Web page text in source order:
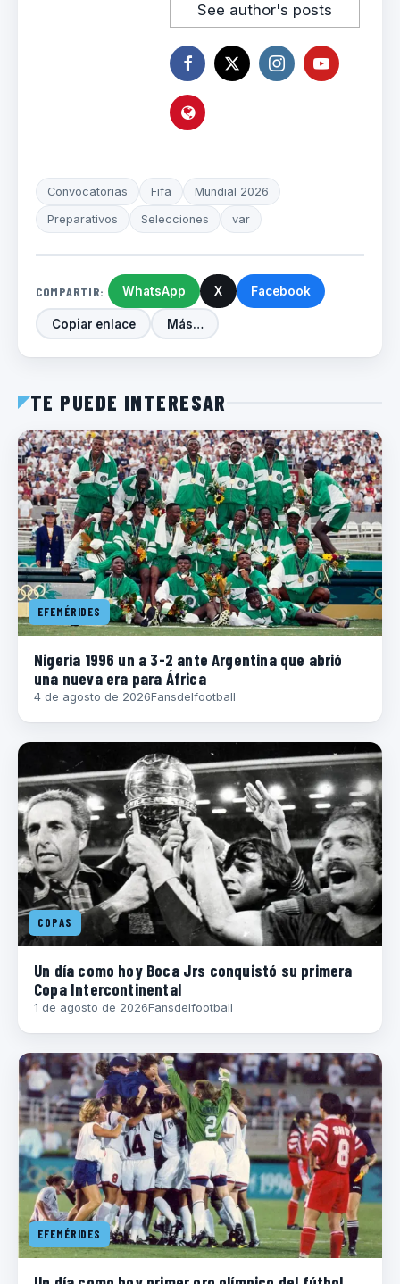
See author's posts
Convocatorias Fifa Mundial 2026
Preparativos Selecciones var
COMPARTIR: WhatsApp X Facebook
Copiar enlace Más…
TE PUEDE INTERESAR
EFEMÉRIDES
Nigeria 1996 un a 3-2 ante Argentina que abrió
una nueva era para África
4 de agosto de 2026Fansdelfootball
COPAS
Un día como hoy Boca Jrs conquistó su primera
Copa Intercontinental
1 de agosto de 2026Fansdelfootball
EFEMÉRIDES